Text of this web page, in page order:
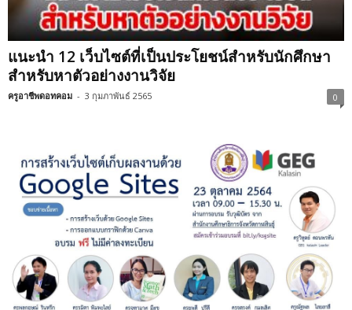
แนะนำ 12 เว็บไซต์ที่เป็นประโยชน์สำหรับนักศึกษา
สำหรับหาตัวอย่างงานวิจัย
ครูอาชีพดอทคอม - 3 กุมภาพันธ์ 2565 0